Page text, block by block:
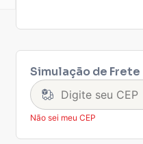
Simulação de Frete
Não sei meu CEP